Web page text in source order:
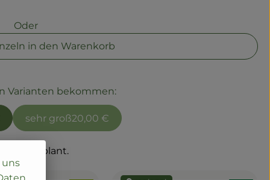
Oder
in den Warenkorb
Varianten bekommen:
sehr groß20,00 €
geplant.
uns